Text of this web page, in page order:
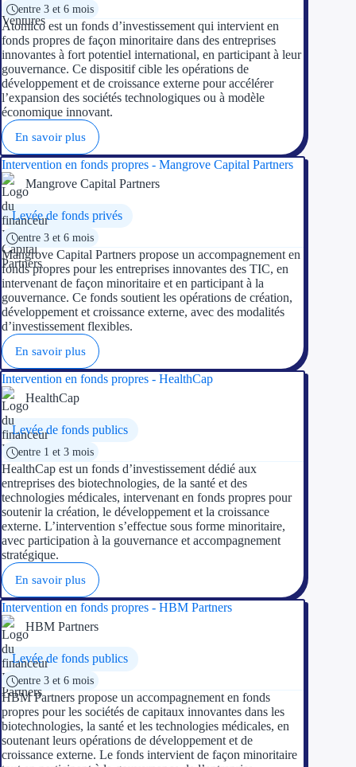
entre 3 et 6 mois
Atomico est un fonds d’investissement qui intervient en
fonds propres de façon minoritaire dans des entreprises
innovantes à fort potentiel international, en participant à leur
gouvernance. Ce dispositif cible les opérations de
développement et de croissance externe pour accélérer
l’expansion des sociétés technologiques ou à modèle
économique innovant.
En savoir plus
Intervention en fonds propres - Mangrove Capital Partners
Mangrove Capital Partners
Levée de fonds privés
entre 3 et 6 mois
Mangrove Capital Partners propose un accompagnement en
fonds propres pour les entreprises innovantes des TIC, en
intervenant de façon minoritaire et en participant à la
gouvernance. Ce fonds soutient les opérations de création,
développement et croissance externe, avec des modalités
d’investissement flexibles.
En savoir plus
Intervention en fonds propres - HealthCap
HealthCap
Levée de fonds publics
entre 1 et 3 mois
HealthCap est un fonds d’investissement dédié aux
entreprises des biotechnologies, de la santé et des
technologies médicales, intervenant en fonds propres pour
soutenir la création, le développement et la croissance
externe. L’intervention s’effectue sous forme minoritaire,
avec participation à la gouvernance et accompagnement
stratégique.
En savoir plus
Intervention en fonds propres - HBM Partners
HBM Partners
Levée de fonds publics
entre 3 et 6 mois
HBM Partners propose un accompagnement en fonds
propres pour les sociétés de capitaux innovantes dans les
biotechnologies, la santé et les technologies médicales, en
soutenant leurs opérations de développement et de
croissance externe. Le fonds intervient de façon minoritaire